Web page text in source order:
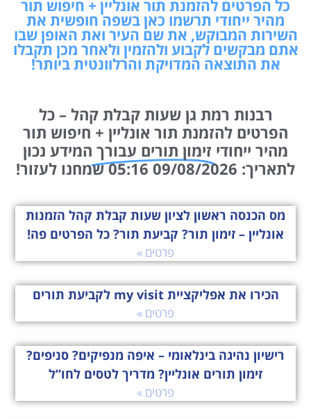
כל הפרטים להזמנת תור אונליין + חיפוש תור
מהיר ייחודי תרשמו כאן בשפה חופשית את
השירות המבוקש, את שם העיר ואת האופן שבו
אתם מבקשים לקבוע ולהזמין ולאחר מכן תקבלו
את התוצאה המדויקת והרלוונטית ביותר!
רבנות רמת גן שעות קבלת קהל – כל
הפרטים להזמנת תור אונליין + חיפוש תור
מהיר ייחודי זימון תורים עבורך המידע נכון
לתאריך: 09/08/2026 05:16 שמחנו לעזור!
מס הכנסה ראשון לציון שעות קבלת קהל הזמנות
אונליין – זימון תור? קביעת תור? כל הפרטים פה!
פרטים »
הכירו את אפליקציית my visit לקביעת תורים
פרטים »
רישיון נהיגה בינלאומי – איפה מנפיקים? סניפים?
זימון תורים אונליין? מדריך לטסים לחו”ל
פרטים »